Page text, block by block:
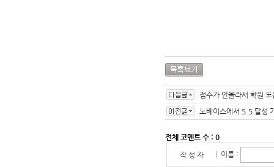
점수가 안올라서 학원
노베이스에서 5.5 달성